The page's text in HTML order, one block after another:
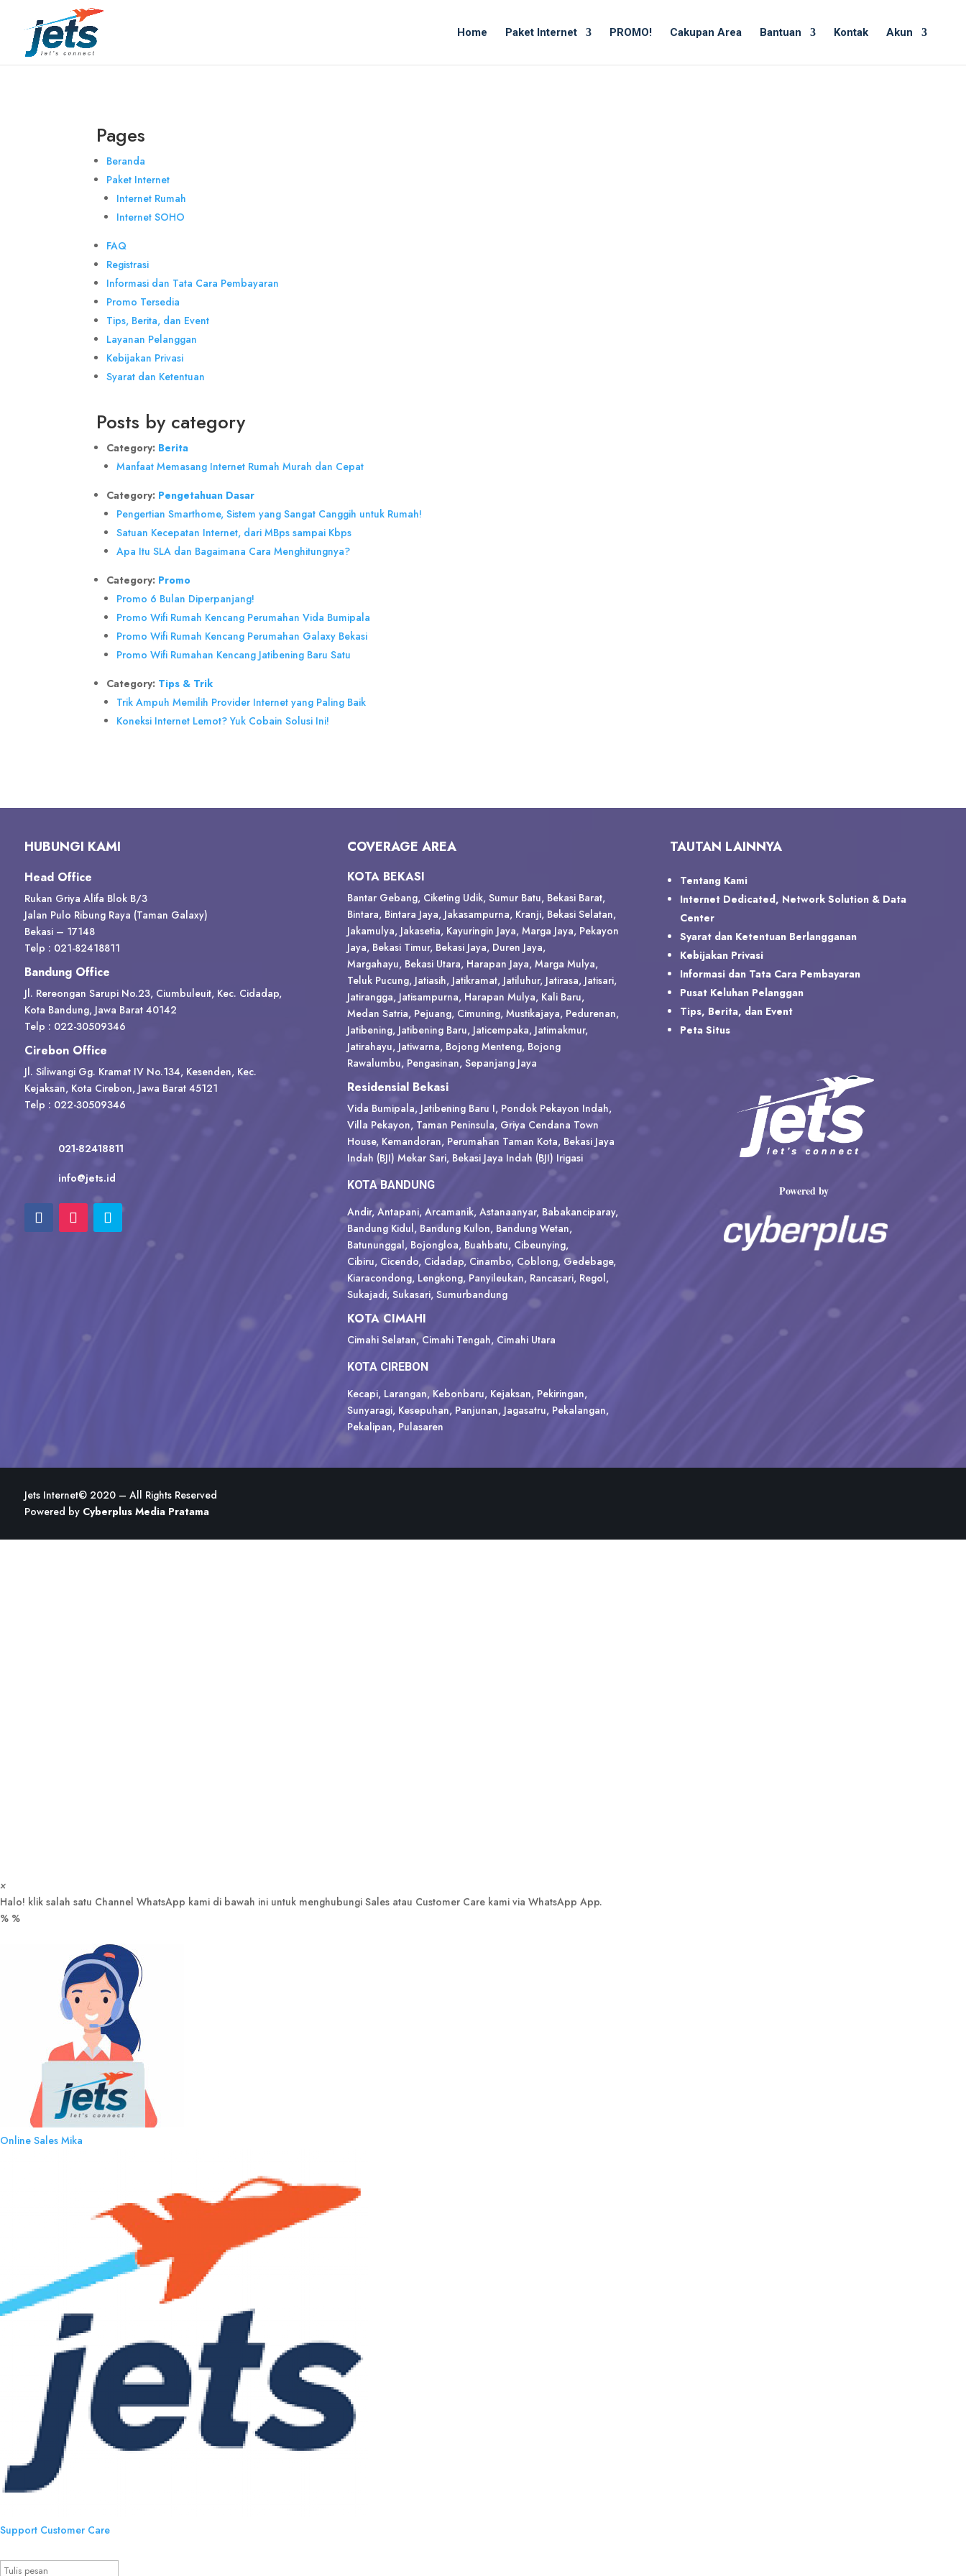
Home Paket Internet PROMO! Cakupan Area Bantuan Kontak Akun
Pages
Beranda
Paket Internet
Internet Rumah
Internet SOHO
FAQ
Registrasi
Informasi dan Tata Cara Pembayaran
Promo Tersedia
Tips, Berita, dan Event
Layanan Pelanggan
Kebijakan Privasi
Syarat dan Ketentuan
Posts by category
Category: Berita
Manfaat Memasang Internet Rumah Murah dan Cepat
Category: Pengetahuan Dasar
Pengertian Smarthome, Sistem yang Sangat Canggih untuk Rumah!
Satuan Kecepatan Internet, dari MBps sampai Kbps
Apa Itu SLA dan Bagaimana Cara Menghitungnya?
Category: Promo
Promo 6 Bulan Diperpanjang!
Promo Wifi Rumah Kencang Perumahan Vida Bumipala
Promo Wifi Rumah Kencang Perumahan Galaxy Bekasi
Promo Wifi Rumahan Kencang Jatibening Baru Satu
Category: Tips & Trik
Trik Ampuh Memilih Provider Internet yang Paling Baik
Koneksi Internet Lemot? Yuk Cobain Solusi Ini!
HUBUNGI KAMI
Head Office
Rukan Griya Alifa Blok B/3
Jalan Pulo Ribung Raya (Taman Galaxy)
Bekasi – 17148
Telp : 021-82418811
Bandung Office
Jl. Rereongan Sarupi No.23, Ciumbuleuit, Kec. Cidadap,
Kota Bandung, Jawa Barat 40142
Telp : 022-30509346
Cirebon Office
Jl. Siliwangi Gg. Kramat IV No.134, Kesenden, Kec.
Kejaksan, Kota Cirebon, Jawa Barat 45121
Telp : 022-30509346
021-82418811
info@jets.id
COVERAGE AREA
KOTA BEKASI
Bantar Gebang, Ciketing Udik, Sumur Batu, Bekasi Barat,
Bintara, Bintara Jaya, Jakasampurna, Kranji, Bekasi Selatan,
Jakamulya, Jakasetia, Kayuringin Jaya, Marga Jaya, Pekayon
Jaya, Bekasi Timur, Bekasi Jaya, Duren Jaya,
Margahayu, Bekasi Utara, Harapan Jaya, Marga Mulya,
Teluk Pucung, Jatiasih, Jatikramat, Jatiluhur, Jatirasa, Jatisari,
Jatirangga, Jatisampurna, Harapan Mulya, Kali Baru,
Medan Satria, Pejuang, Cimuning, Mustikajaya, Pedurenan,
Jatibening, Jatibening Baru, Jaticempaka, Jatimakmur,
Jatirahayu, Jatiwarna, Bojong Menteng, Bojong
Rawalumbu, Pengasinan, Sepanjang Jaya
Residensial Bekasi
Vida Bumipala, Jatibening Baru I, Pondok Pekayon Indah,
Villa Pekayon, Taman Peninsula, Griya Cendana Town
House, Kemandoran, Perumahan Taman Kota, Bekasi Jaya
Indah (BJI) Mekar Sari, Bekasi Jaya Indah (BJI) Irigasi
KOTA BANDUNG
Andir, Antapani, Arcamanik, Astanaanyar, Babakanciparay,
Bandung Kidul, Bandung Kulon, Bandung Wetan,
Batununggal, Bojongloa, Buahbatu, Cibeunying,
Cibiru, Cicendo, Cidadap, Cinambo, Coblong, Gedebage,
Kiaracondong, Lengkong, Panyileukan, Rancasari, Regol,
Sukajadi, Sukasari, Sumurbandung
KOTA CIMAHI
Cimahi Selatan, Cimahi Tengah, Cimahi Utara
KOTA CIREBON
Kecapi, Larangan, Kebonbaru, Kejaksan, Pekiringan,
Sunyaragi, Kesepuhan, Panjunan, Jagasatru, Pekalangan,
Pekalipan, Pulasaren
TAUTAN LAINNYA
Tentang Kami
Internet Dedicated, Network Solution & Data
Center
Syarat dan Ketentuan Berlangganan
Kebijakan Privasi
Informasi dan Tata Cara Pembayaran
Pusat Keluhan Pelanggan
Tips, Berita, dan Event
Peta Situs
Powered by
Jets Internet© 2020 – All Rights Reserved
Powered by Cyberplus Media Pratama
×
Halo! klik salah satu Channel WhatsApp kami di bawah ini untuk menghubungi Sales atau Customer Care kami via WhatsApp App.
% %
Online Sales Mika
Support Customer Care